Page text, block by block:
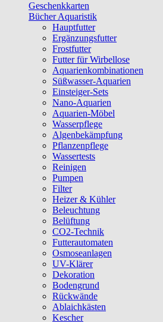
Geschenkkarten
Bücher Aquaristik
Hauptfutter
Ergänzungsfutter
Frostfutter
Futter für Wirbellose
Aquarienkombinationen
Süßwasser-Aquarien
Einsteiger-Sets
Nano-Aquarien
Aquarien-Möbel
Wasserpflege
Algenbekämpfung
Pflanzenpflege
Wassertests
Reinigen
Pumpen
Filter
Heizer & Kühler
Beleuchtung
Belüftung
CO2-Technik
Futterautomaten
Osmoseanlagen
UV-Klärer
Dekoration
Bodengrund
Rückwände
Ablaichkästen
Kescher